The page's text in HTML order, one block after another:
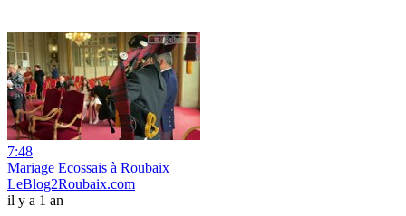
7:48
Mariage Ecossais à Roubaix
LeBlog2Roubaix.com
il y a 1 an